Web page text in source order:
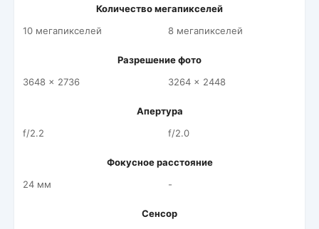
Количество мегапикселей
10 мегапикселей
8 мегапикселей
Разрешение фото
3648 x 2736
3264 x 2448
Апертура
f/2.2
f/2.0
Фокусное расстояние
24 мм
-
Сенсор